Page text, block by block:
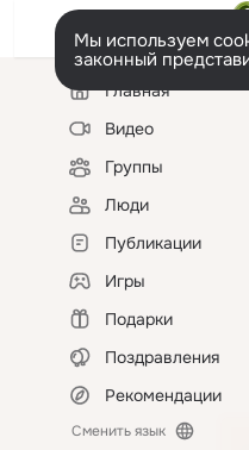
Мы используем
законный
Левая
колонкаГлавная
Видео
Группы
Люди
Публикации
Игры
Подарки
Поздравления
Рекомендации
Сменить язык